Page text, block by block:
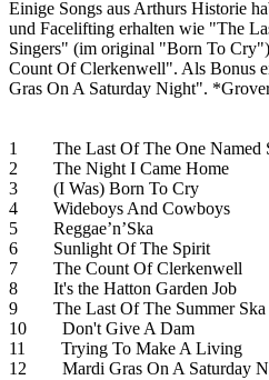
Einige Songs aus Arthurs Historie
und Facelifting erhalten wie "The
Singers" (im original "Born To
Count Of Clerkenwell". Als Bonus
Gras On A Saturday Night".
1 The Last Of The One Named
2 The Night I Came Home
3 (I Was) Born To Cry
4 Wideboys And Cowboys
5 Reggae’n’Ska
6 Sunlight Of The Spirit
7 The Count Of Clerkenwell
8 It's the Hatton Garden Job
9 The Last Of The Summer Ska
10 Don't Give A Dam
11 Trying To Make A Living
12 Mardi Gras On A Saturday